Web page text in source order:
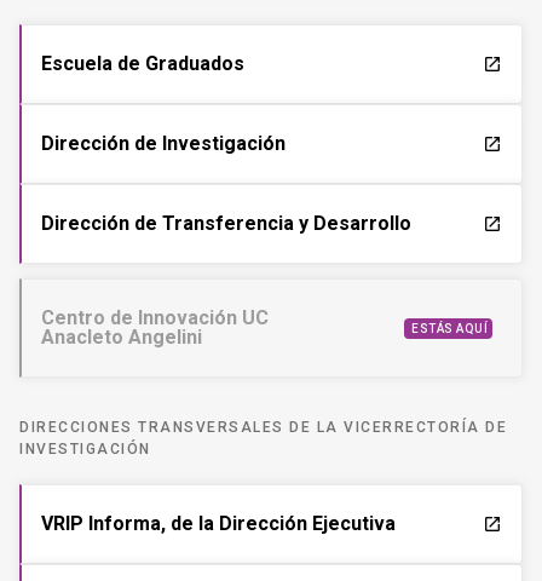
Escuela de Graduados launch
Dirección de Investigación launch
Dirección de Transferencia y Desarrollo launch
Centro de Innovación UC
Anacleto Angelini
ESTÁS AQUÍ
DIRECCIONES TRANSVERSALES DE LA VICERRECTORÍA DE
INVESTIGACIÓN
VRIP Informa, de la Dirección Ejecutiva launch